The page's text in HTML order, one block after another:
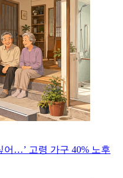
어…’ 고령 가구 40% 노후